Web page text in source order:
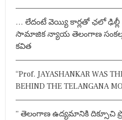
… లేదంటే వెయ్యి కార్లతో ఛలో ఢిల్లీ
సామాజిక న్యాయ తెలంగాణ సంకల్ప
కవిత
“Prof. JAYASHANKAR WAS
BEHIND THE TELANGANA
” తెలంగాణ ఉద్యమానికి దిక్సూచి